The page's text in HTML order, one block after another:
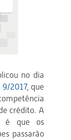
no dia
9/2017, que
crédito. A
é que os
passarão